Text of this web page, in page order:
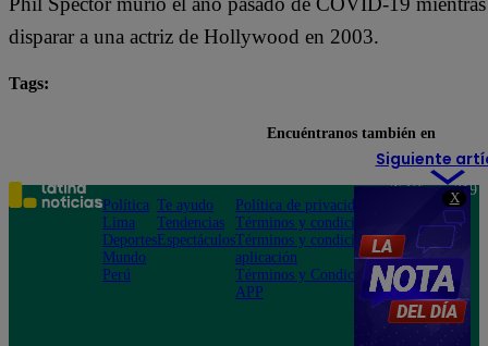
X
disparar a una actriz de Hollywood en 2003.
Tags:
Siguiente
Encuéntranos también en
Política
Lima
Deportes
Mundo
Perú
Te ayudo
Tendencias
Espectáculos
Política de privacidad
Términos y condiciones
Términos y condiciones
aplicación
Términos y Condiciones
APP
Teléfono: 219
Av. San
Felipe 968
Jesús María